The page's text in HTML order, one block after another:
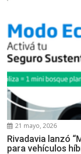
21 mayo, 2026
Rivadavia lanzó
para vehículos